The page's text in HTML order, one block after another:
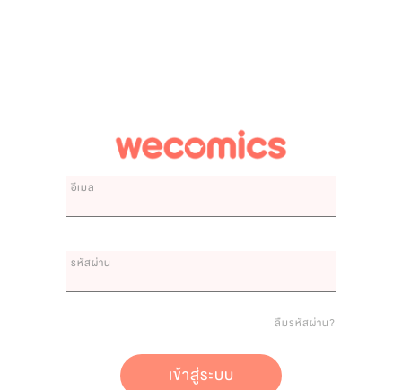
อีเมล
รหัสผ่าน
ลืมรหัสผ่าน?
เข้าสู่ระบบ